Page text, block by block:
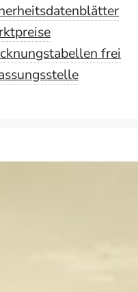
frei